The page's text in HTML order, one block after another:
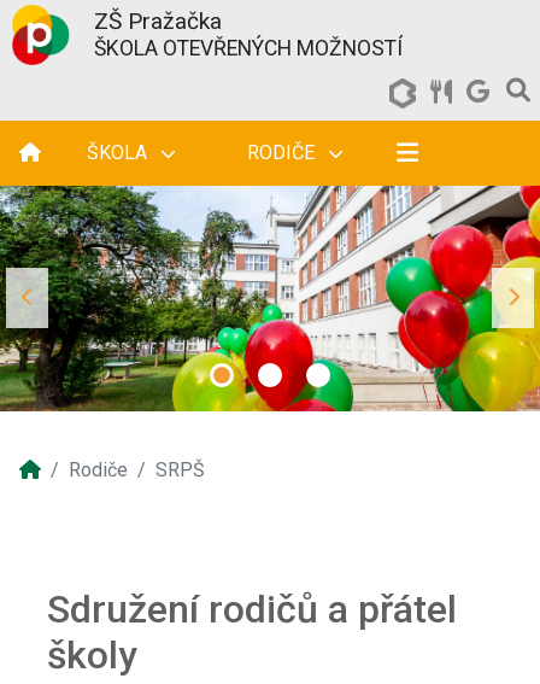
ZŠ Pražačka
ŠKOLA OTEVŘENÝCH MOŽNOSTÍ
ŠKOLA RODIČE
Rodiče SRPŠ
Sdružení rodičů a přátel
školy